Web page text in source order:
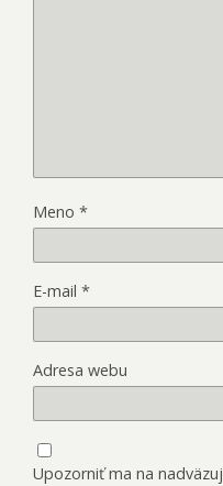
Meno *
E-mail *
Adresa webu
Upozorniť ma na